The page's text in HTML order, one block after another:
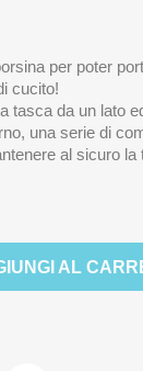
per poter
cucito!
tasca da un lato
una serie di
al sicuro la
AL